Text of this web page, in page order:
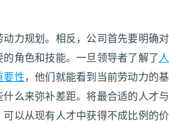
力规划。相反，公司首先要明确对
角色和技能。一旦领导者了解了人
要性 ，他们就能看到当前劳动力的基
么来弥补差距。将最合适的人才与
以从现有人才中获得不成比例的价